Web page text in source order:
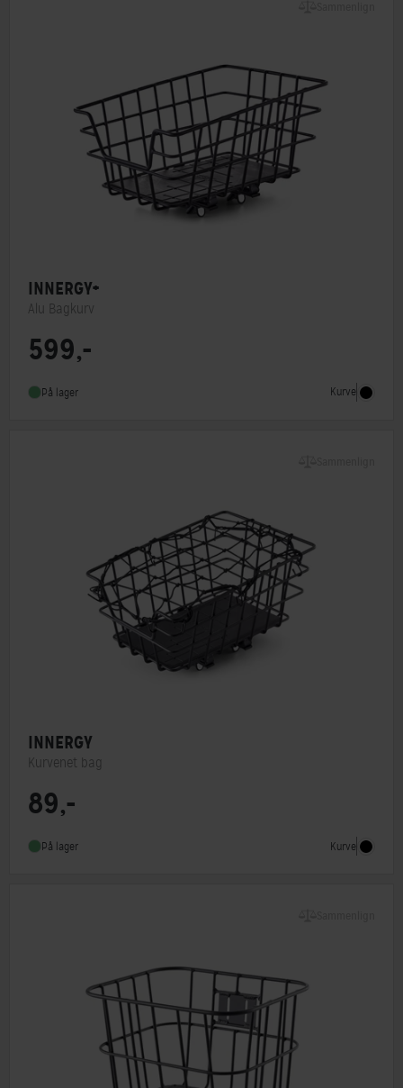
INNERGY+
Alu Bagkurv
Type
599,-
På lager Kurve
INNERGY
Kurvenet bag
Monteringstype
89,-
På lager Kurve